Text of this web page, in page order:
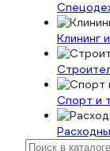
Клининг
Спорт и